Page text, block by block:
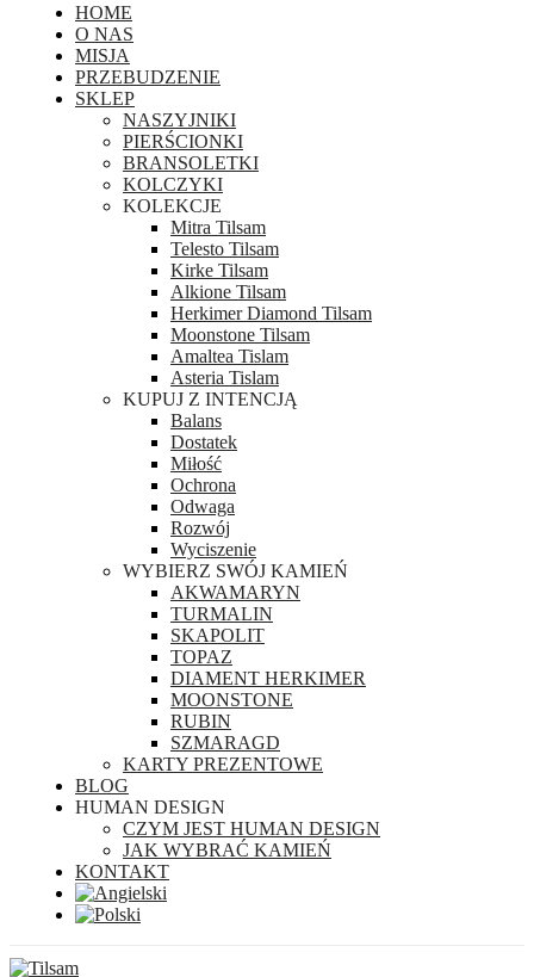
HOME
O NAS
MISJA
PRZEBUDZENIE
SKLEP
NASZYJNIKI
PIERŚCIONKI
BRANSOLETKI
KOLCZYKI
KOLEKCJE
Mitra Tilsam
Telesto Tilsam
Kirke Tilsam
Alkione Tilsam
Herkimer Diamond Tilsam
Moonstone Tilsam
Amaltea Tislam
Asteria Tislam
KUPUJ Z INTENCJĄ
Balans
Dostatek
Miłość
Ochrona
Odwaga
Rozwój
Wyciszenie
WYBIERZ SWÓJ KAMIEŃ
AKWAMARYN
TURMALIN
SKAPOLIT
TOPAZ
DIAMENT HERKIMER
MOONSTONE
RUBIN
SZMARAGD
KARTY PREZENTOWE
BLOG
HUMAN DESIGN
CZYM JEST HUMAN DESIGN
JAK WYBRAĆ KAMIEŃ
KONTAKT